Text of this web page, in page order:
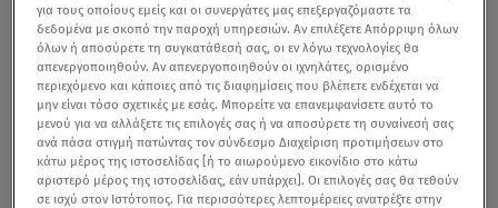
για τους οποίους εμείς και οι συνεργάτες μας επεξεργαζόμαστε τα
δεδομένα με σκοπό την παροχή υπηρεσιών. Αν επιλέξετε Απόρριψη όλων
όλων ή αποσύρετε τη συγκατάθεσή σας, οι εν λόγω τεχνολογίες θα
απενεργοποιηθούν. Αν απενεργοποιηθούν οι ιχνηλάτες, ορισμένο
περιεχόμενο και κάποιες από τις διαφημίσεις που βλέπετε ενδέχεται να
μην είναι τόσο σχετικές με εσάς. Μπορείτε να επανεμφανίσετε αυτό το
μενού για να αλλάξετε τις επιλογές σας ή να αποσύρετε τη συναίνεσή σας
ανά πάσα στιγμή πατώντας τον σύνδεσμο Διαχείριση προτιμήσεων στο
κάτω μέρος της ιστοσελίδας [ή το αιωρούμενο εικονίδιο στο κάτω
αριστερό μέρος της ιστοσελίδας, εάν υπάρχει]. Οι επιλογές σας θα τεθούν
σε ισχύ στον Ιστότοπος. Για περισσότερες λεπτομέρειες ανατρέξτε στην